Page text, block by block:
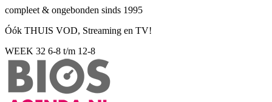
compleet & ongebonden sinds 1995
Óók THUIS VOD, Streaming en TV!
WEEK 32 6-8 t/m 12-8